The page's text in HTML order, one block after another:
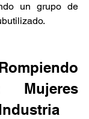
un grupo de
Mujeres